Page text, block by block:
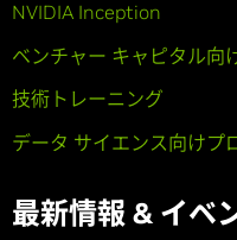
NVIDIA Inception
ベンチャー キャピタル向
技術トレーニング
データ サイエンス向けプ
最新情報 & イベ